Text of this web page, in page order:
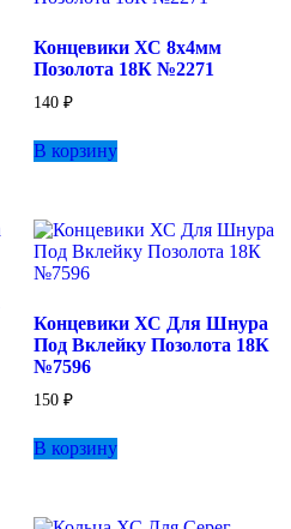
Концевики ХС 8х4мм
Позолота 18К №2271
140 ₽
В корзину
Концевики ХС Для Шнура
Под Вклейку Позолота 18К
№7596
150 ₽
В корзину